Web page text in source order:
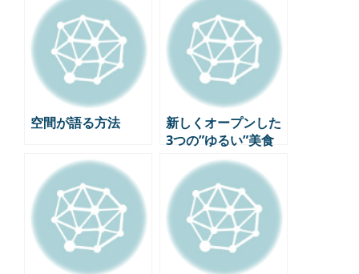
空間が語る方法
新しくオープンした
3つの”ゆるい”美食
スペース